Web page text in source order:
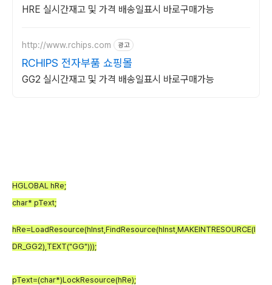
HRE 실시간재고 및 가격 배송일표시 바로구매가능
http://www.rchips.com 광고
RCHIPS 전자부품 쇼핑몰
GG2 실시간재고 및 가격 배송일표시 바로구매가능
HGLOBAL hRe;
char* pText;
hRe=LoadResource(hInst,FindResource(hInst,MAKEINTRESOURCE(I
DR_GG2),TEXT("GG")));
pText=(char*)LockResource(hRe);